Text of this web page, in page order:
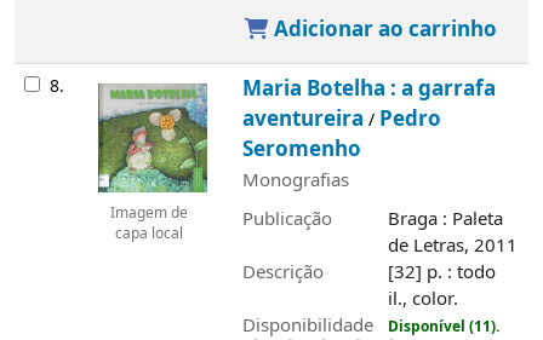
Adicionar ao carrinho
8.
Imagem de
capa local
Maria Botelha : a garrafa
aventureira / Pedro
Seromenho
Monografias
Publicação
Braga : Paleta
de Letras, 2011
Descrição
[32] p. : todo
il., color.
Disponibilidade
Disponível (11).